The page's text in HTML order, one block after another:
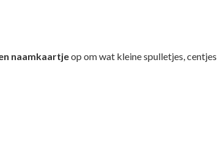
naamkaartjeop om wat kleine spulletjes,